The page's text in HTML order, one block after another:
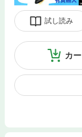
試し読み
カ